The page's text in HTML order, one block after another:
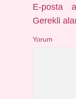
E-posta
Gerekli
Yorum